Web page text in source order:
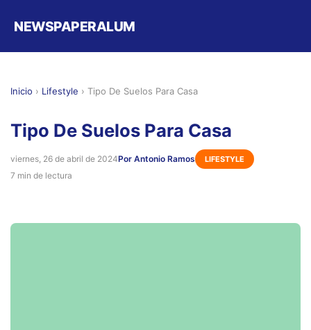
NEWSPAPERALUM
Inicio › Lifestyle › Tipo De Suelos Para Casa
Tipo De Suelos Para Casa
viernes, 26 de abril de 2024Por Antonio Ramos LIFESTYLE
7 min de lectura